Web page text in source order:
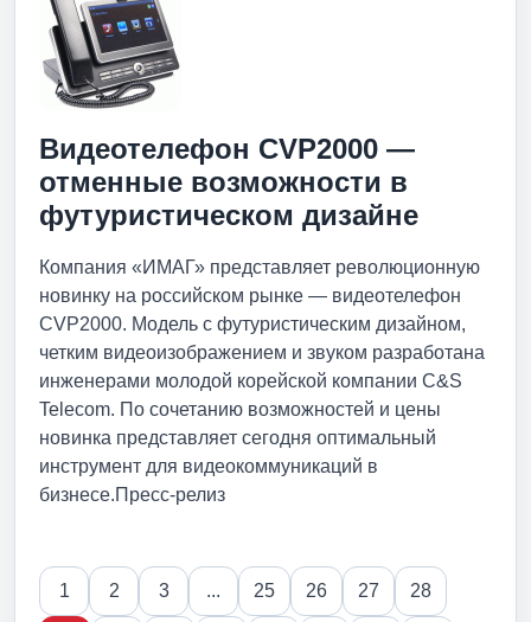
Видеотелефон CVP2000 —
отменные возможности в
футуристическом дизайне
Компания «ИМАГ» представляет революционную
новинку на российском рынке — видеотелефон
CVP2000. Модель с футуристическим дизайном,
четким видеоизображением и звуком разработана
инженерами молодой корейской компании C&S
Telecom. По сочетанию возможностей и цены
новинка представляет сегодня оптимальный
инструмент для видеокоммуникаций в
бизнесе.Пресс-релиз
1 2 3 ... 25 26 27 28